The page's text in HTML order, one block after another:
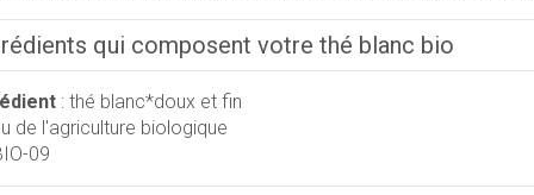
qui composent votre thé blanc bio
: thé blanc*doux et fin
de l'agriculture biologique
09